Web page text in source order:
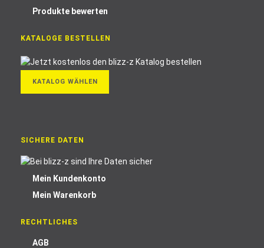
Produkte bewerten
KATALOGE BESTELLEN
KATALOG WÄHLEN
SICHERE DATEN
Mein Kundenkonto
Mein Warenkorb
RECHTLICHES
AGB